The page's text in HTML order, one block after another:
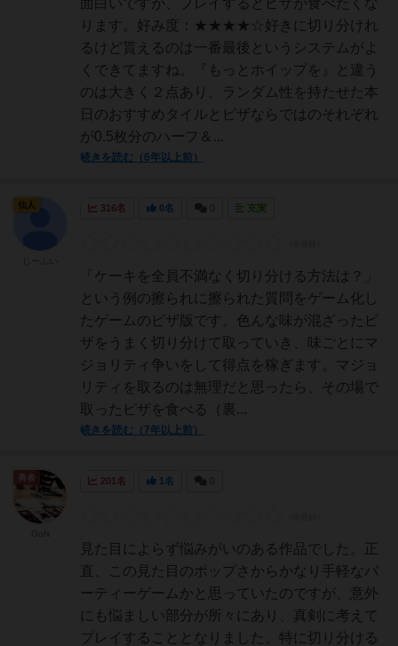
ります。好み度：★★★★☆好きに切り分けれ
るけど貰えるのは一番最後というシステムがよ
くできてますね。『もっとホイップを』と違う
のは大きく２点あり、ランダム性を持たせた本
日のおすすめタイルとピザならではのそれぞれ
が0.5枚分のハーフ＆...
続きを読む（6年以上前）
316名 0名 充実
「ケーキを全員不満なく切り分ける方法は？」
という例の擦られに擦られた質問をゲーム化し
たゲームのピザ版です。色んな味が混ざったピ
ザをうまく切り分けて取っていき、味ごとにマ
ジョリティ争いをして得点を稼ぎます。マジョ
リティを取るのは無理だと思ったら、その場で
取ったピザを食べる（裏...
続きを読む（7年以上前）
仙人
201名 1名
見た目によらず悩みがいのある作品でした。正
直、この見た目のポップさからかなり手軽なパ
ーティーゲームかと思っていたのですが、意外
にも悩ましい部分が所々にあり、真剣に考えて
プレイすることとなりました。特に切り分ける